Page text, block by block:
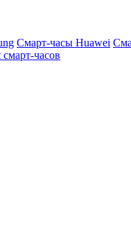
Смарт-часы Huawei
часов